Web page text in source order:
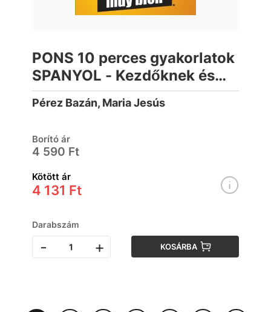
PONS 10 perces gyakorlatok
SPANYOL - Kezdőknek és
újrakezdőknek
Pérez Bazán, Maria Jesús
Borító ár
4 590 Ft
Kötött ár
4 131 Ft
Darabszám
- + KOSÁRBA